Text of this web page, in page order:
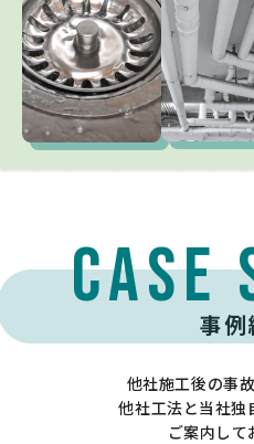
case
事例
他社施工後の事
他社工法と当社独
ご案内して